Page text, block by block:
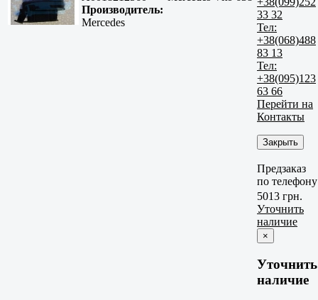
Производитель:
Mercedes
33 32
Тел:
+38(068)488
83 13
Тел:
+38(095)123
63 66
Перейти на
Контакты
Закрыть
Предзаказ
по телефону
5013 грн.
Уточнить
наличие
×
Уточнить
наличие